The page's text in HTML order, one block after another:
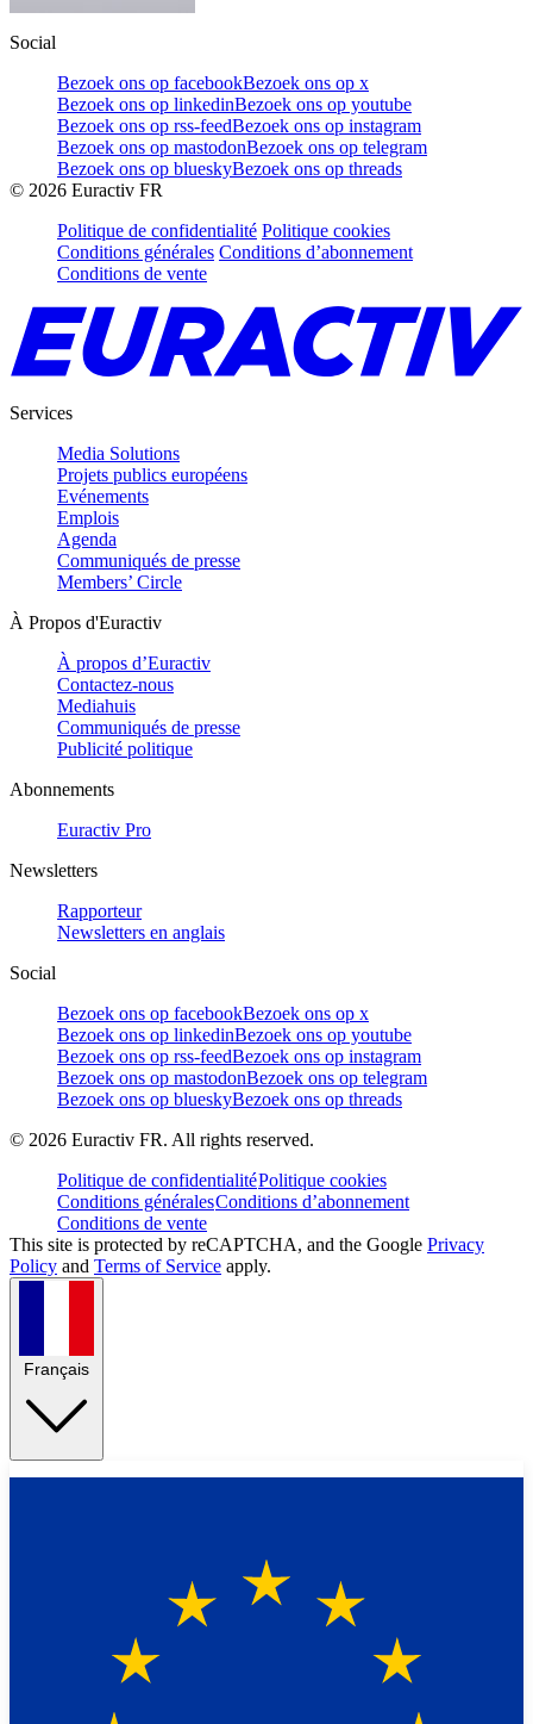
Social
Bezoek ons op facebookBezoek ons op x
Bezoek ons op linkedinBezoek ons op youtube
Bezoek ons op rss-feedBezoek ons op instagram
Bezoek ons op mastodonBezoek ons op telegram
Bezoek ons op blueskyBezoek ons op threads
© 2026 Euractiv FR
Politique de confidentialité Politique cookies
Conditions générales Conditions d’abonnement
Conditions de vente
Services
Media Solutions
Projets publics européens
Evénements
Emplois
Agenda
Communiqués de presse
Members’ Circle
À Propos d'Euractiv
À propos d’Euractiv
Contactez-nous
Mediahuis
Communiqués de presse
Publicité politique
Abonnements
Euractiv Pro
Newsletters
Rapporteur
Newsletters en anglais
Social
Bezoek ons op facebookBezoek ons op x
Bezoek ons op linkedinBezoek ons op youtube
Bezoek ons op rss-feedBezoek ons op instagram
Bezoek ons op mastodonBezoek ons op telegram
Bezoek ons op blueskyBezoek ons op threads
© 2026 Euractiv FR. All rights reserved.
Politique de confidentialitéPolitique cookies
Conditions généralesConditions d’abonnement
Conditions de vente
This site is protected by reCAPTCHA, and the Google Privacy
Policy and Terms of Service apply.
Français